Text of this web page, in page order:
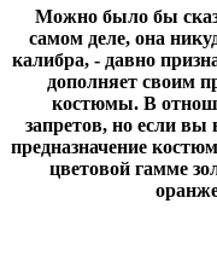
Можно было бы
самом деле, она
калибра, - давно
дополняет своим
костюмы. В
запретов, но если вы
предназначение
цветовой гамме